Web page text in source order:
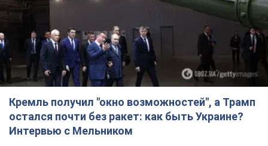
Кремль получил "окно возможностей", а Трамп
остался почти без ракет: как быть Украине?
Интервью с Мельником